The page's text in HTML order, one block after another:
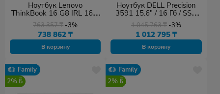
Ноутбук Lenovo
ThinkBook 16 G8 IRL 16" /
16 Гб / SSD 512 Гб / Win
11 Pro / 21SH008ERT
763 357₸ -3%
738 862₸
В корзину
Ноутбук DELL Precision
3591 15.6" / 16 Гб / SSD
512 Гб / Win 11 Pro / 210-
BLND_N101P3591EMEA_
VP
1 045 763₸ -3%
1 012 795₸
В корзину
Family
2%
Family
2%